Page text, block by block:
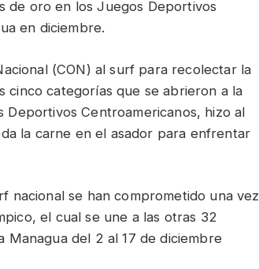
de oro en los Juegos Deportivos
en diciembre.
(CON) al surf para recolectar la
cinco categorías que se abrieron a la
Deportivos Centroamericanos, hizo al
la carne en el asador para enfrentar
nacional se han comprometido una vez
el cual se une a las otras 32
Managua del 2 al 17 de diciembre